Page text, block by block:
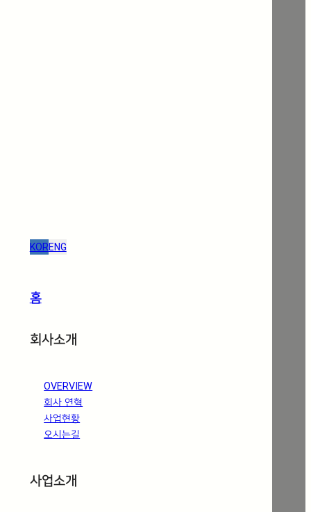
KORENG
홈
회사소개
OVERVIEW
회사 연혁
사업현황
오시는길
사업소개